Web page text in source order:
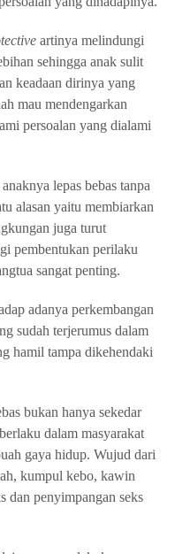
artinya melindungi
sehingga anak sulit
keadaan dirinya yang
mau mendengarkan
persoalan yang dialami
lepas bebas tanpa
alasan yaitu membiarkan
juga turut
pembentukan perilaku
sangat penting.
adanya perkembangan
sudah terjerumus dalam
hamil tampa dikehendaki
bukan hanya sekedar
dalam masyarakat
gaya hidup. Wujud dari
kumpul kebo, kawin
dan penyimpangan seks